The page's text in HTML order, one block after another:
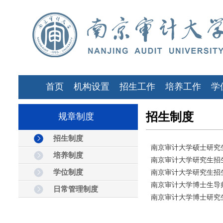
首页 机构设置 招生工作 培养工作 学
规章制度
招生制度
培养制度
学位制度
日常管理制度
招生制度
南京审计大学硕士研
南京审计大学研究生
南京审计大学研究生
南京审计大学博士生
南京审计大学博士研究